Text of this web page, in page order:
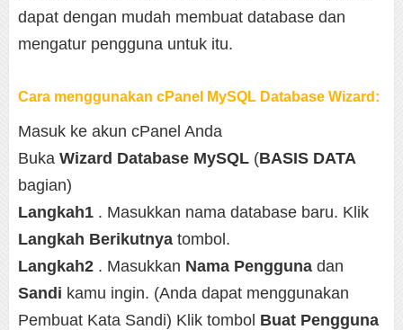
dapat dengan mudah membuat database dan
mengatur pengguna untuk itu.
Cara menggunakan cPanel MySQL Database Wizard:
Masuk ke akun cPanel Anda
Buka Wizard Database MySQL (BASIS DATA
bagian)
Langkah1 . Masukkan nama database baru. Klik
Langkah Berikutnya tombol.
Langkah2 . Masukkan Nama Pengguna dan
Sandi kamu ingin. (Anda dapat menggunakan
Pembuat Kata Sandi) Klik tombol Buat Pengguna